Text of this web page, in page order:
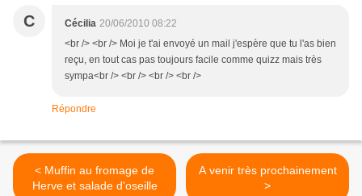
C Cécilia 20/06/2010 08:22
<br /> <br /> Moi je t'ai envoyé un mail j'espère que tu l'as bien
reçu, en tout cas pas toujours facile comme quizz mais très
sympa<br /> <br /> <br /> <br />
Répondre
< Muffin au fromage de
Herve et salade d'oseille
A venir très prochainement
>